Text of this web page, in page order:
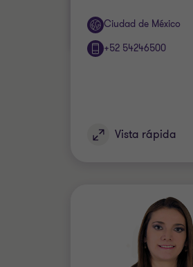
Ciudad de México
Oficina
+52 54246500
Vista rápida